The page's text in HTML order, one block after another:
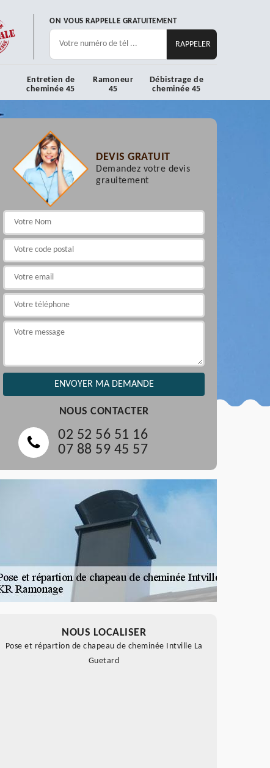
ON VOUS RAPPELLE GRATUITEMENT
Entretien de
cheminée 45
Ramoneur
45
Débistrage de
cheminée 45
DEVIS GRATUIT
Demandez votre devis
grauitement
NOUS CONTACTER
02 52 56 51 16
07 88 59 45 57
NOUS LOCALISER
Pose et répartion de chapeau de cheminée Intville La
Guetard